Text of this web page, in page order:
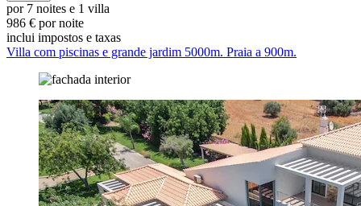
por 7 noites e 1 villa
986 € por noite
inclui impostos e taxas
Villa com piscinas e grande jardim 5000m. Praia a 900m.